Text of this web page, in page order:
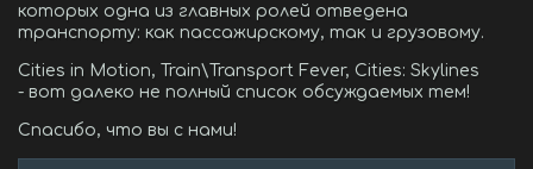
которых одна из главных ролей отведена
транспорту: как пассажирскому, так и грузовому.
Cities in Motion, Train\Transport Fever, Cities: Skylines
- вот далеко не полный список обсуждаемых тем!
Спасибо, что вы с нами!